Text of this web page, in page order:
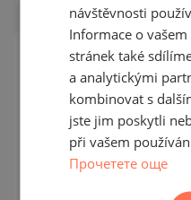
SEKUNDÁRNÍ
PRODEJ
PROJEKT
návštěvnosti
Informace o
stránek také
a analytickými
kombinovat s
jste jim poskytli
při vašem
Прочетете още